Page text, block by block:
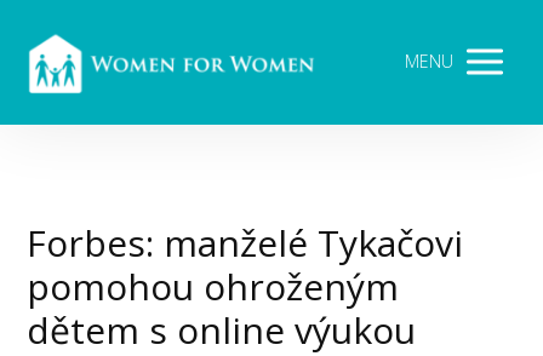
MENU
Forbes: manželé Tykačovi
pomohou ohroženým
dětem s online výukou